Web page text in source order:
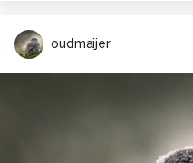
oudmaijer